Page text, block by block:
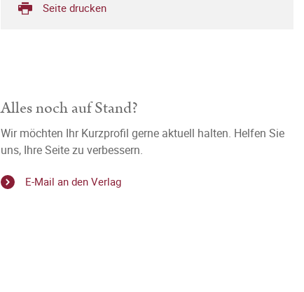
Seite drucken
Alles noch auf Stand?
Wir möchten Ihr Kurzprofil gerne aktuell halten. Helfen Sie
uns, Ihre Seite zu verbessern.
E-Mail an den Verlag